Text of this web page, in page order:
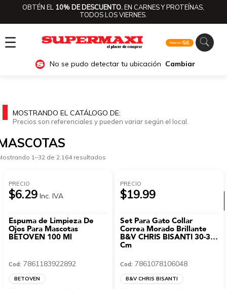
OBTÉN EL 10% DE DESCUENTO.EN CARNES Y PROTEÍNAS,
TODOS LOS VIERNES.
☰
No se pudo detectar tu ubicación Cambiar
MOSTRANDO EL CATÁLOGO DE:
Precios son referenciales y pueden variar según el local.
1–32 de 2.164 resultados
PRECIO
$6.29 Inc. IVA
Espuma de Limpieza De
Ojos Para Mascotas
BETOVEN 100 Ml
Cod: 7861183922892
BETOVEN
PRECIO
$19.99
Set Para Gato Collar
Correa Morado Brillante
B&V CHRIS BISANTI 30-35
Cm
Cod: 7861078106048
B&V CHRIS BISANTI